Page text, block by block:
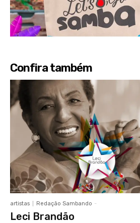
Confira também
artistas Redação Sambando -
Leci Brandão